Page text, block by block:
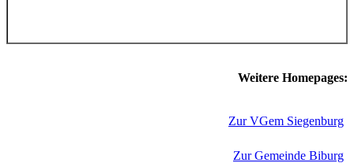
Weitere Homepages:
Zur VGem Siegenburg
Zur Gemeinde Biburg